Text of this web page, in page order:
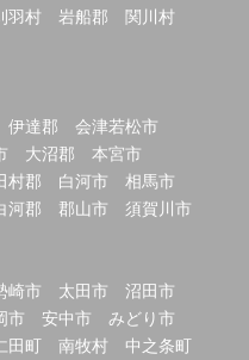
羽村 岩船郡
関川村
伊達郡
会津若松市
大沼郡
本宮市
村郡 白河市
相馬市
河郡 郡山市 須賀川市
崎市 太田市
沼田市
市 安中市
みどり市
田町 南牧村
中之条町